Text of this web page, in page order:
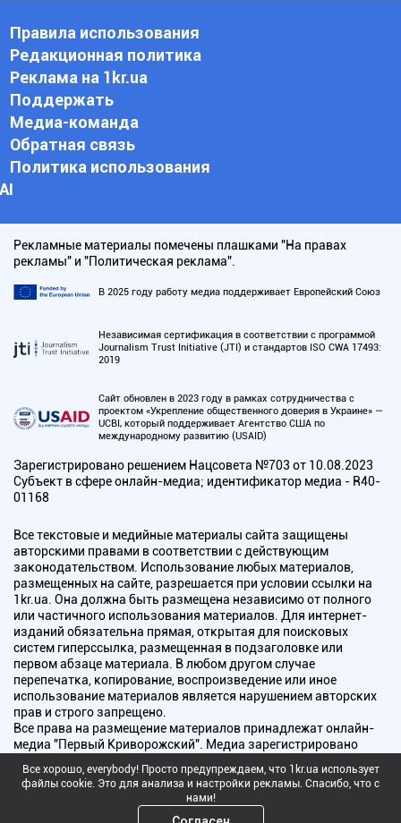
Правила использования
Редакционная политика
Реклама на 1kr.ua
Поддержать
Медиа-команда
Обратная связь
Политика использования
АI
Рекламные материалы помечены плашками "На правах
рекламы" и "Политическая реклама".
В 2025 году работу медиа поддерживает Европейский Союз
Независимая сертификация в соответствии с программой
Journalism Trust Initiative (JTI) и стандартов ISO CWA 17493:
2019
Сайт обновлен в 2023 году в рамках сотрудничества с
проектом «Укрепление общественного доверия в Украине» —
UCBI, который поддерживает Агентство США по
международному развитию (USAID)
Зарегистрировано решением Нацсовета №703 от 10.08.2023
Субъект в сфере онлайн-медиа; идентификатор медиа - R40-
01168
Все текстовые и медийные материалы сайта защищены
авторскими правами в соответствии с действующим
законодательством. Использование любых материалов,
размещенных на сайте, разрешается при условии ссылки на
1kr.ua. Она должна быть размещена независимо от полного
или частичного использования материалов. Для интернет-
изданий обязательна прямая, открытая для поисковых
систем гиперссылка, размещенная в подзаголовке или
первом абзаце материала. В любом другом случае
перепечатка, копирование, воспроизведение или иное
использование материалов является нарушением авторских
прав и строго запрещено.
Все права на размещение материалов принадлежат онлайн-
медиа "Первый Криворожский". Медиа зарегистрировано
радиовещания.
Copyright © 2010 - 2026 Все права защищены
Все хорошо, everybody! Просто предупреждаем, что 1kr.ua использует
файлы cookie. Это для анализа и настройки рекламы. Спасибо, что с
нами!